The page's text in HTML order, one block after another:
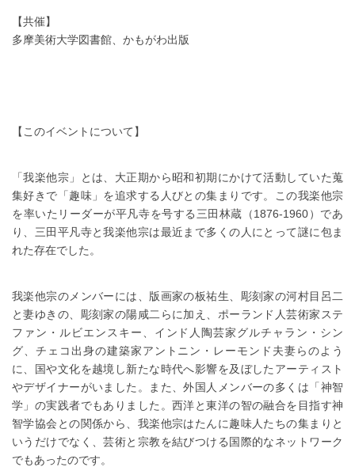
【共催】
多摩美術大学図書館、かもがわ出版
【このイベントについて】
「我楽他宗」とは、大正期から昭和初期にかけて活動していた蒐
集好きで「趣味」を追求する人びとの集まりです。この我楽他宗
を率いたリーダーが平凡寺を号する三田林蔵（1876-1960）であ
り、三田平凡寺と我楽他宗は最近まで多くの人にとって謎に包ま
れた存在でした。
我楽他宗のメンバーには、版画家の板祐生、彫刻家の河村目呂二
と妻ゆきの、彫刻家の陽咸二らに加え、ポーランド人芸術家ステ
ファン・ルビエンスキー、インド人陶芸家グルチャラン・シン
グ、チェコ出身の建築家アントニン・レーモンド夫妻らのよう
に、国や文化を越境し新たな時代へ影響を及ぼしたアーティスト
やデザイナーがいました。また、外国人メンバーの多くは「神智
学」の実践者でもありました。西洋と東洋の智の融合を目指す神
智学協会との関係から、我楽他宗はたんに趣味人たちの集まりと
いうだけでなく、芸術と宗教を結びつける国際的なネットワーク
でもあったのです。